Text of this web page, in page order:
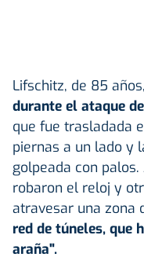
Lifschitz, de 85
durante el ataque
que fue trasladada
piernas a un lado y
golpeada con
robaron el reloj y
atravesar una zona
red de túneles, que
araña".